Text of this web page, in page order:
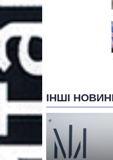
ІНШІ